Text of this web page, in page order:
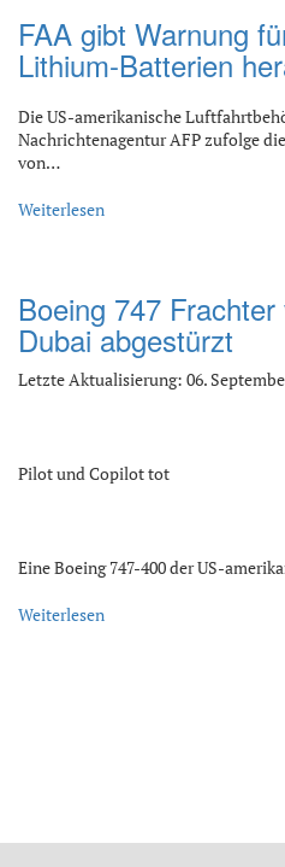
FAA gibt Warnung
Lithium-Batterien
Die US-amerikanische
Nachrichtenagentur AFP zufolge
von…
Weiterlesen
Boeing 747
Dubai abgestürzt
Letzte Aktualisierung: 06.
Pilot und Copilot tot
Eine Boeing 747-400 der US-
Weiterlesen